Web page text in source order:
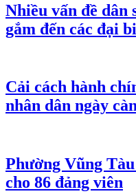
Nhiều vấn đề
gắm đến các đại
Cải cách hành
nhân dân ngày
Phường Vũng
cho 86 đảng viên